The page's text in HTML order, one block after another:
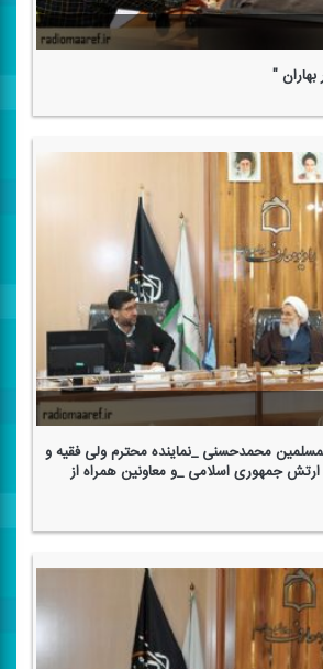
"
محمدحسنی _نماینده محترم ولی فقیه و
جمهوری اسلامی _و معاونین همراه از